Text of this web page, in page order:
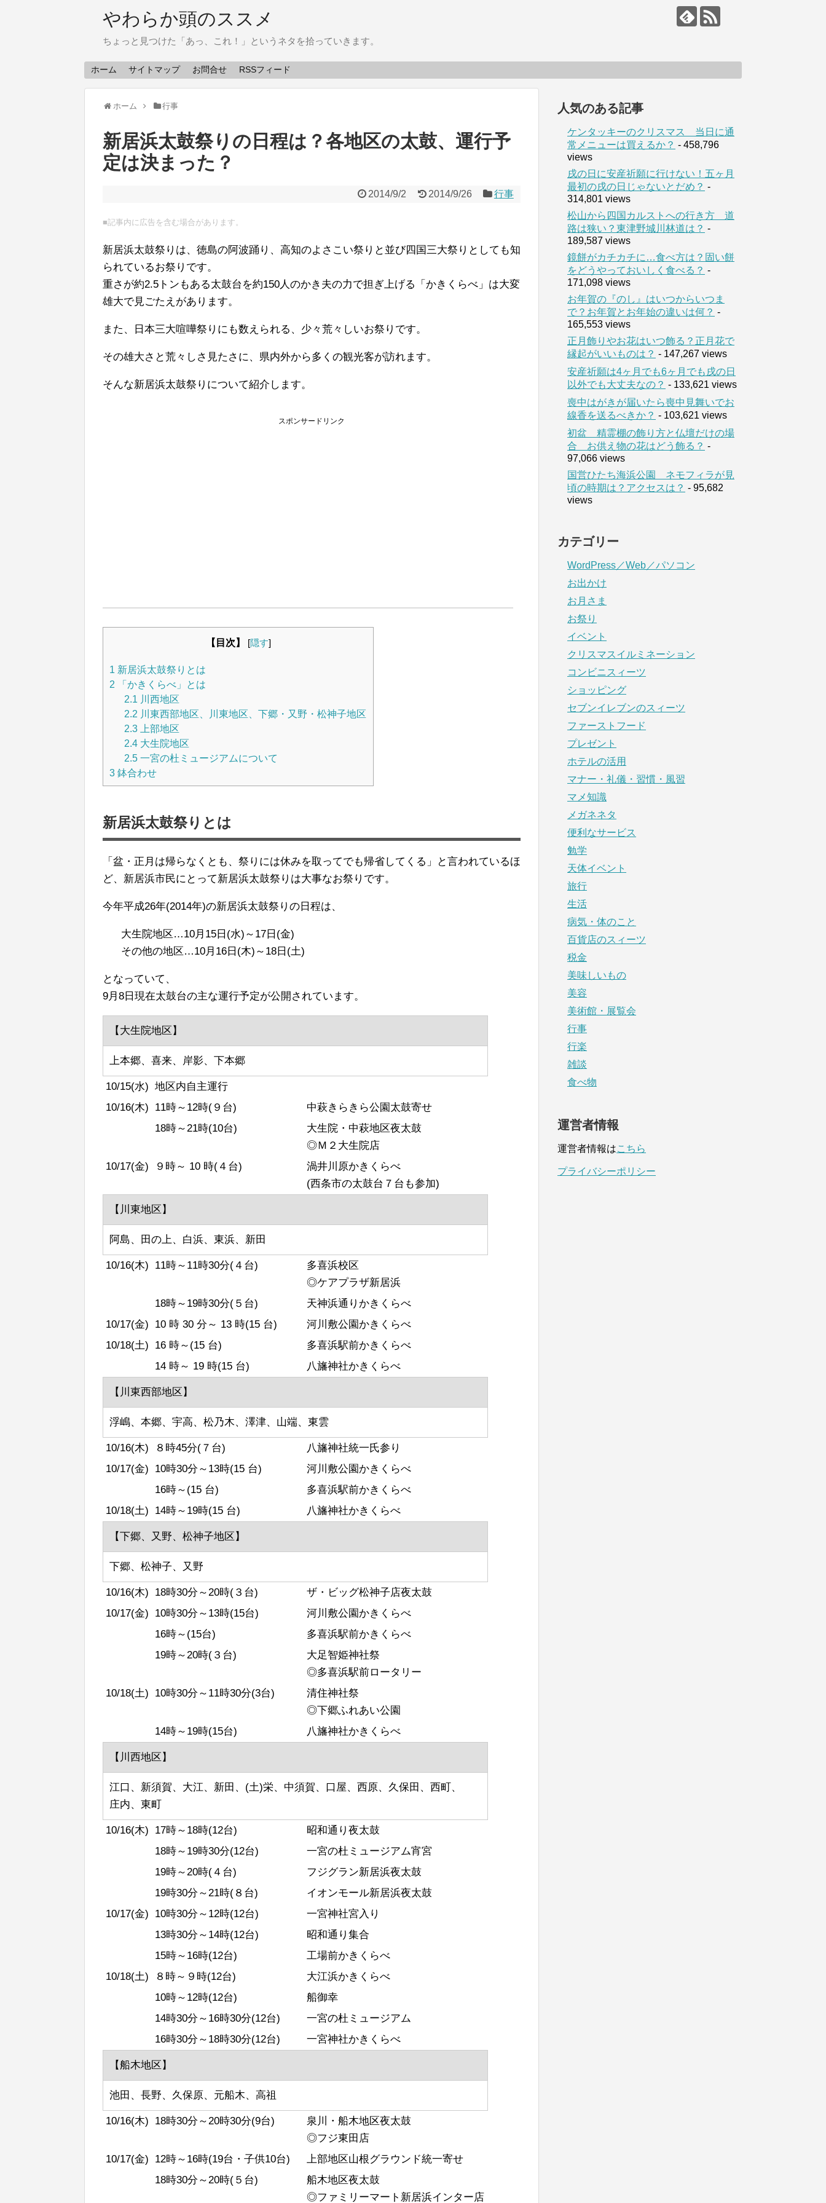
やわらか頭のススメ
ちょっと見つけた「あっ、これ！」というネタを拾っていきます。
ホーム サイトマップ お問合せ RSSフィード
ホーム 行事
新居浜太鼓祭りの日程は？各地区の太鼓、運行予
定は決まった？
2014/9/2 2014/9/26 行事
■記事内に広告を含む場合があります。
新居浜太鼓祭りは、徳島の阿波踊り、高知のよさこい祭りと並び四国三大祭りとしても知
られているお祭りです。
重さが約2.5トンもある太鼓台を約150人のかき夫の力で担ぎ上げる「かきくらべ」は大変
雄大で見ごたえがあります。
また、日本三大喧嘩祭りにも数えられる、少々荒々しいお祭りです。
その雄大さと荒々しさ見たさに、県内外から多くの観光客が訪れます。
そんな新居浜太鼓祭りについて紹介します。
スポンサードリンク
【目次】 [隠す]
1 新居浜太鼓祭りとは
2 「かきくらべ」とは
2.1
川西地区
2.2 川東西部地区、川東地区、下郷・又野・松神子地区
2.3 上部地区
2.4 大生院地区
2.5 一宮の杜ミュージアムについて
3 鉢合わせ
新居浜太鼓祭りとは
「盆・正月は帰らなくとも、祭りには休みを取ってでも帰省してくる」と言われているほ
ど、新居浜市民にとって新居浜太鼓祭りは大事なお祭りです。
今年平成26年(2014年)の新居浜太鼓祭りの日程は、
大生院地区…10月15日(水)～17日(金)
その他の地区…10月16日(木)～18日(土)
となっていて、
9月8日現在太鼓台の主な運行予定が公開されています。
【大生院地区】
上本郷、喜来、岸影、下本郷
10/15(水) 地区内自主運行
10/16(木)
11時～12時(９台)
中萩きらきら公園太鼓寄せ
18時～21時(10台)
大生院・中萩地区夜太鼓
◎Ｍ２大生院店
10/17(金)
９時～ 10 時(４台)
渦井川原かきくらべ
(西条市の太鼓台７台も参加)
【川東地区】
阿島、田の上、白浜、東浜、新田
10/16(木) 11時～11時30分(４台)
多喜浜校区
◎ケアプラザ新居浜
18時～19時30分(５台)
天神浜通りかきくらべ
10/17(金)
10 時 30 分～ 13 時(15 台)
河川敷公園かきくらべ
10/18(土)
16 時～(15 台)
多喜浜駅前かきくらべ
14 時～ 19 時(15 台)
八旛神社かきくらべ
【川東西部地区】
浮嶋、本郷、宇高、松乃木、澤津、山端、東雲
10/16(木) ８時45分(７台)
八旛神社統一氏参り
10/17(金)
10時30分～13時(15 台)
河川敷公園かきくらべ
16時～(15 台)
多喜浜駅前かきくらべ
10/18(土)
14時～19時(15 台) 八旛神社かきくらべ
【下郷、又野、松神子地区】
下郷、松神子、又野
10/16(木) 18時30分～20時(３台)
ザ・ビッグ松神子店夜太鼓
10/17(金)
10時30分～13時(15台)
河川敷公園かきくらべ
16時～(15台)
多喜浜駅前かきくらべ
19時～20時(３台)
大足智姫神社祭
◎多喜浜駅前ロータリー
10/18(土)
10時30分～11時30分(3台)
清住神社祭
◎下郷ふれあい公園
14時～19時(15台)
八旛神社かきくらべ
【川西地区】
江口、新須賀、大江、新田、(土)栄、中須賀、口屋、西原、久保田、西町、
庄内、東町
10/16(木) 17時～18時(12台)
昭和通り夜太鼓
18時～19時30分(12台)
一宮の杜ミュージアム宵宮
19時～20時(４台)
フジグラン新居浜夜太鼓
19時30分～21時(８台)
イオンモール新居浜夜太鼓
10/17(金)
10時30分～12時(12台)
一宮神社宮入り
13時30分～14時(12台)
昭和通り集合
15時～16時(12台)
工場前かきくらべ
10/18(土)
８時～９時(12台)
大江浜かきくらべ
10時～12時(12台)
船御幸
14時30分～16時30分(12台)
一宮の杜ミュージアム
16時30分～18時30分(12台)
一宮神社かきくらべ
【船木地区】
池田、長野、久保原、元船木、高祖
10/16(木) 18時30分～20時30分(9台)
泉川・船木地区夜太鼓
◎フジ東田店
10/17(金)
12時～16時(19台・子供10台)
上部地区山根グラウンド統一寄せ
18時30分～20時(５台)
船木地区夜太鼓
◎ファミリーマート新居浜インター店
人気のある記事
ケンタッキーのクリスマス 当日に通
常メニューは買えるか？ - 458,796
views
戌の日に安産祈願に行けない！五ヶ月
最初の戌の日じゃないとだめ？ -
314,801 views
松山から四国カルストへの行き方 道
路は狭い？東津野城川林道は？ -
189,587 views
鏡餅がカチカチに…食べ方は？固い餅
をどうやっておいしく食べる？ -
171,098 views
お年賀の『のし』はいつからいつま
で？お年賀とお年始の違いは何？ -
165,553 views
正月飾りやお花はいつ飾る？正月花で
縁起がいいものは？ - 147,267 views
安産祈願は4ヶ月でも6ヶ月でも戌の日
以外でも大丈夫なの？ - 133,621 views
喪中はがきが届いたら喪中見舞いでお
線香を送るべきか？ - 103,621 views
初盆 精霊棚の飾り方と仏壇だけの場
合 お供え物の花はどう飾る？ -
97,066 views
国営ひたち海浜公園 ネモフィラが見
頃の時期は？アクセスは？ - 95,682
views
カテゴリー
WordPress／Web／パソコン
お出かけ
お月さま
お祭り
イベント
クリスマスイルミネーション
コンビニスィーツ
ショッピング
セブンイレブンのスィーツ
ファーストフード
プレゼント
ホテルの活用
マナー・礼儀・習慣・風習
マメ知識
メガネネタ
便利なサービス
勉学
天体イベント
旅行
生活
病気・体のこと
百貨店のスィーツ
税金
美味しいもの
美容
美術館・展覧会
行事
行楽
雑談
食べ物
運営者情報
運営者情報はこちら
プライバシーポリシー